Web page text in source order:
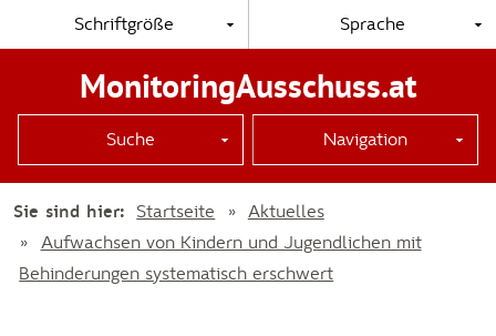
Schriftgröße Sprache
MonitoringAusschuss.at
Suche Navigation
Sie sind hier: Startseite
Aktuelles
Aufwachsen von Kindern und Jugendlichen mit
Behinderungen systematisch erschwert